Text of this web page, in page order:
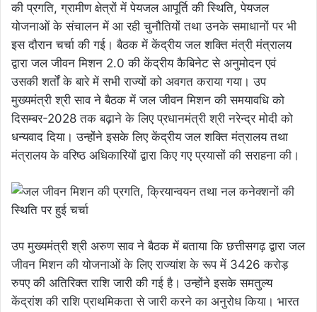
की प्रगति, ग्रामीण क्षेत्रों में पेयजल आपूर्ति की स्थिति, पेयजल
योजनाओं के संचालन में आ रही चुनौतियों तथा उनके समाधानों पर भी
इस दौरान चर्चा की गई। बैठक में केंद्रीय जल शक्ति मंत्री मंत्रालय
द्वारा जल जीवन मिशन 2.0 की केंद्रीय कैबिनेट से अनुमोदन एवं
उसकी शर्तों के बारे में सभी राज्यों को अवगत कराया गया। उप
मुख्यमंत्री श्री साव ने बैठक में जल जीवन मिशन की समयावधि को
दिसम्बर-2028 तक बढ़ाने के लिए प्रधानमंत्री श्री नरेन्द्र मोदी को
धन्यवाद दिया। उन्होंने इसके लिए केंद्रीय जल शक्ति मंत्रालय तथा
मंत्रालय के वरिष्ठ अधिकारियों द्वारा किए गए प्रयासों की सराहना की।
उप मुख्यमंत्री श्री अरुण साव ने बैठक में बताया कि छत्तीसगढ़ द्वारा जल
जीवन मिशन की योजनाओं के लिए राज्यांश के रूप में 3426 करोड़
रुपए की अतिरिक्त राशि जारी की गई है। उन्होंने इसके समतुल्य
केंद्रांश की राशि प्राथमिकता से जारी करने का अनुरोध किया। भारत